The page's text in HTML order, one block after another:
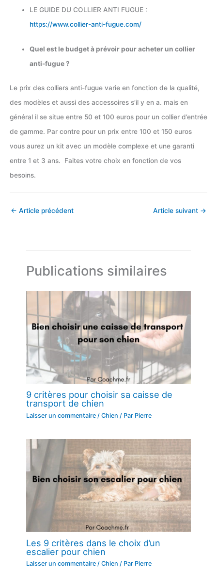
LE GUIDE DU COLLIER ANTI FUGUE :
https://www.collier-anti-fugue.com/
Quel est le budget à prévoir pour acheter un collier
anti-fugue ?
Le prix des colliers anti-fugue varie en fonction de la qualité,
des modèles et aussi des accessoires s’il y en a. mais en
général il se situe entre 50 et 100 euros pour un collier d’entrée
de gamme. Par contre pour un prix entre 100 et 150 euros
vous aurez un kit avec un modèle complexe et une garanti
entre 1 et 3 ans. Faites votre choix en fonction de vos
besoins.
← Article précédent Article suivant →
Publications similaires
9 critères pour choisir sa caisse de
transport de chien
Laisser un commentaire /Chien / Par Pierre
Les 9 critères dans le choix d’un
escalier pour chien
Laisser un commentaire /Chien / Par Pierre